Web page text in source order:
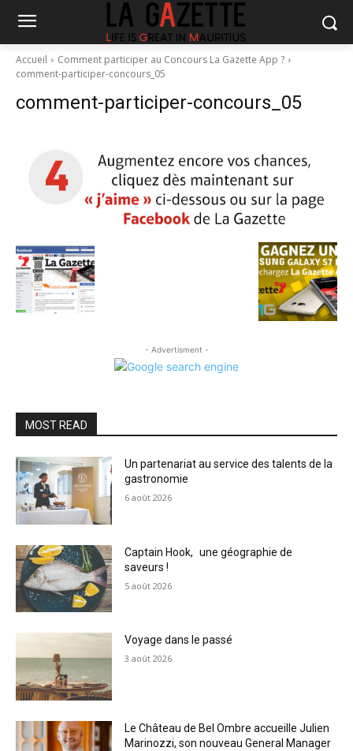
Accueil
Comment participer au Concours La Gazette App ?
comment-participer-concours_05
comment-participer-concours_05
- Advertisment -
MOST READ
Un partenariat au service des talents de la
gastronomie
6 août 2026
Captain Hook, une géographie de
saveurs !
5 août 2026
Voyage dans le passé
3 août 2026
Le Château de Bel Ombre accueille Julien
Marinozzi, son nouveau General Manager